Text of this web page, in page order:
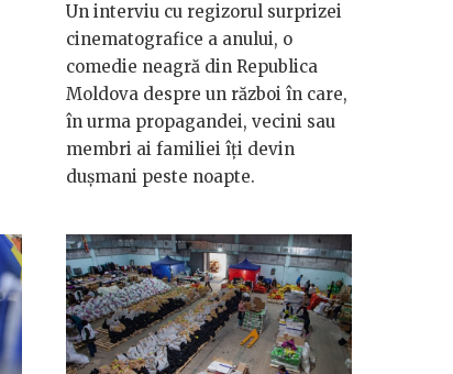
Un interviu cu regizorul surprizei
cinematografice a anului, o
comedie neagră din Republica
Moldova despre un război în care,
în urma propagandei, vecini sau
membri ai familiei îți devin
dușmani peste noapte.